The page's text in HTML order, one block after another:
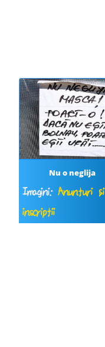
Nu o neglija
Imagini: Anunțuri și
inscripții